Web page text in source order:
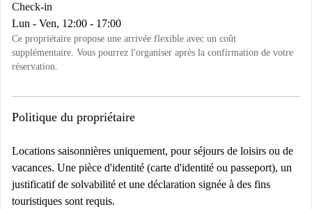
Check-in
Lun - Ven, 12:00 - 17:00
Ce propriétaire propose une arrivée flexible avec un coût
supplémentaire. Vous pourrez l'organiser après la confirmation de votre
réservation.
Politique du propriétaire
Locations saisonnières uniquement, pour séjours de loisirs ou de
vacances. Une pièce d'identité (carte d'identité ou passeport), un
justificatif de solvabilité et une déclaration signée à des fins
touristiques sont requis.